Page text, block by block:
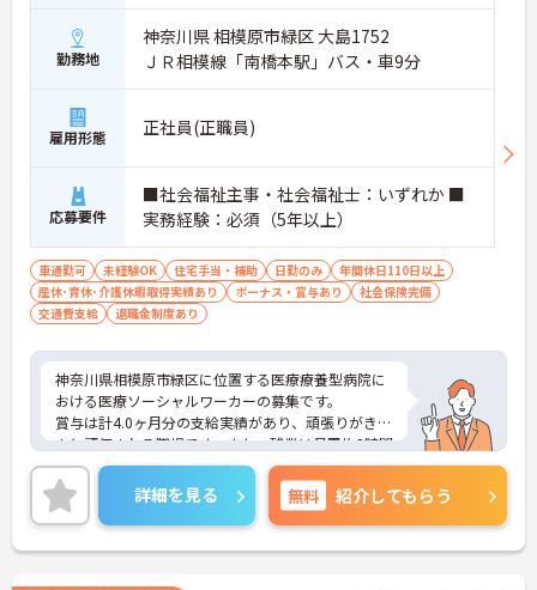
勤務地
神奈川県 相模原市緑区 大島1752
ＪＲ相模線「南橋本駅」バス・車9分
雇用形態 正社員(正職員)
応募要件
■社会福祉主事・社会福祉士：いずれか ■
実務経験：必須（5年以上）
車通勤可 未経験OK 住宅手当・補助 日勤のみ
年間休日110日以上
産休･育休･介護休暇取得実績あり
ボーナス・賞与あり
社会保険完備
交通費支給
退職金制度あり
神奈川県相模原市緑区に位置する医療療養型病院に
おける医療ソーシャルワーカーの募集です。
賞与は計4.0ヶ月分の支給実績があり、頑張りがきち
んと評価される職場です。また、残業は月平均2時間
程度と少なめです。ワークライフバランスを保ちな
がらご勤務いただけます。
ご興味のある方には、面接対策ポイントなど、さら
に詳細をご案内しますのでお気軽にご相談くださ
い！
詳細を見る 無料 紹介してもらう